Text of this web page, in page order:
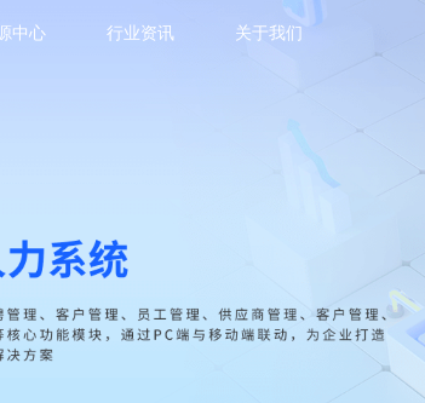
中心 行业资讯 关于我们